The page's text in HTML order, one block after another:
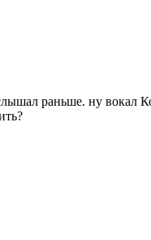
раньше. ну вокал